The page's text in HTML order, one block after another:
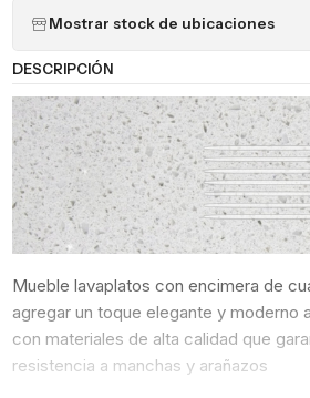
Mostrar stock de ubicaciones
DESCRIPCIÓN
Mueble lavaplatos con encimera de
agregar un toque elegante y moderno
con materiales de alta calidad que
resistencia a manchas y arañazos